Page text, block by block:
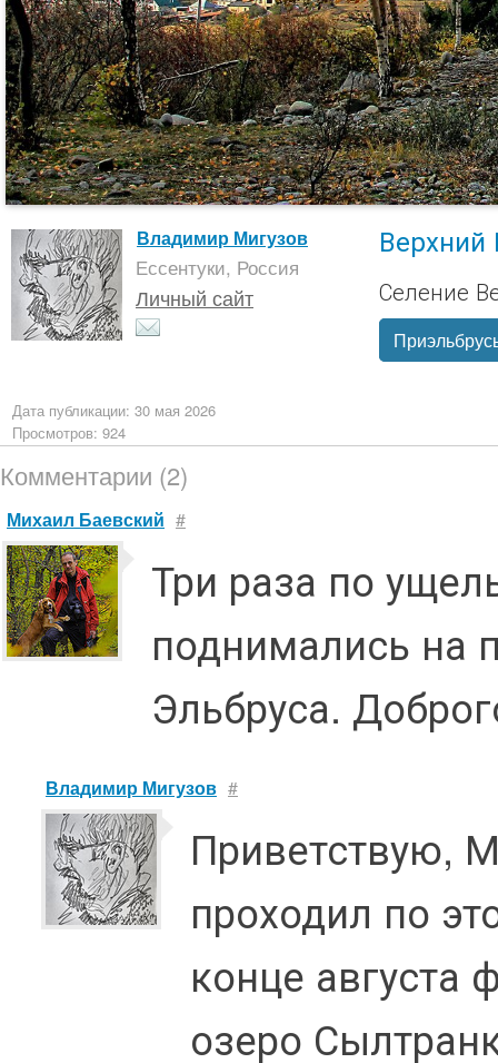
Владимир Мигузов
Ессентуки, Россия
Личный сайт
Верхний
Селение
Дата публикации: 30 мая 2026
Просмотров: 924
Комментарии (2)
Михаил Баевский #
Три раза по
поднимались на
Эльбруса.
Владимир Мигузов #
Приветствую,
проходил по
конце августа
озеро